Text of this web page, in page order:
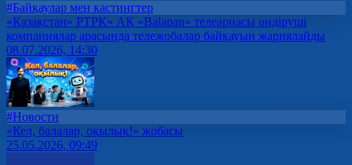
#Байқаулар мен кастингтер
«Қазақстан» РТРК» АҚ «Balapan» телеарнасы өндіруші
компаниялар арасында тележобалар байқауын жариялайды
08.07.2026, 14:30
#Новости
«Кел, балалар, оқылық!» жобасы
25.05.2026, 09:49